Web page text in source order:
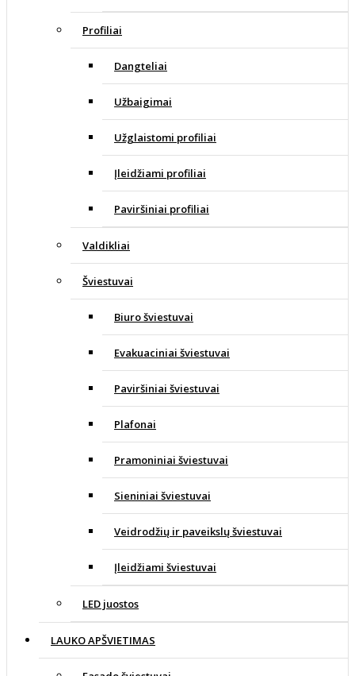
Profiliai
Dangteliai
Užbaigimai
Užglaistomi profiliai
Įleidžiami profiliai
Paviršiniai profiliai
Valdikliai
Šviestuvai
Biuro šviestuvai
Evakuaciniai šviestuvai
Paviršiniai šviestuvai
Plafonai
Pramoniniai šviestuvai
Sieniniai šviestuvai
Veidrodžių ir paveikslų šviestuvai
Įleidžiami šviestuvai
LED juostos
LAUKO APŠVIETIMAS